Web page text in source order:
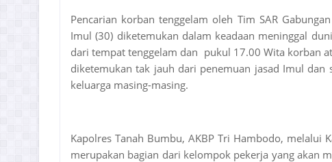
Pencarian korban tenggelam oleh Tim SAR
Imul (30) diketemukan dalam keadaan meninggal
dari tempat tenggelam dan pukul 17.00 Wita korban
diketemukan tak jauh dari penemuan jasad Imul
keluarga masing-masing.
Kapolres Tanah Bumbu, AKBP Tri Hambodo, melalui
merupakan bagian dari kelompok pekerja yang akan